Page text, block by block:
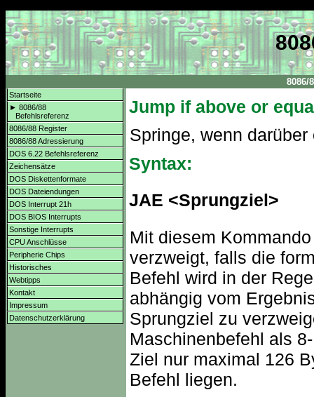
8086/
Startseite
► 8086/88
Befehlsreferenz
8086/88 Register
8086/88 Adressierung
DOS 6.22 Befehlsreferenz
Zeichensätze
DOS Diskettenformate
DOS Dateiendungen
DOS Interrupt 21h
DOS BIOS Interrupts
Sonstige Interrupts
CPU Anschlüsse
Peripherie Chips
Historisches
Webtipps
Kontakt
Impressum
Datenschutzerklärung
Jump if above or
Springe, wenn
Syntax:
JAE <Sprungziel>
Mit diesem
verzweigt, falls die
Befehl wird in der
abhängig vom
Sprungziel zu
Maschinenbefehl als
Ziel nur maximal 126
Befehl liegen.